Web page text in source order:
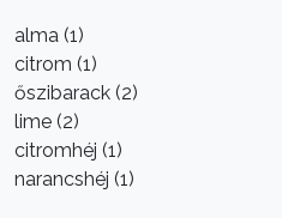
alma (1)
citrom (1)
őszibarack (2)
lime (2)
citromhéj (1)
narancshéj (1)